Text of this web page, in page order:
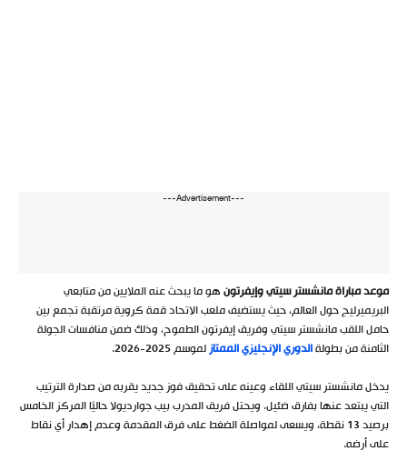
---Advertisement---
موعد مباراة مانشستر سيتي وإيفرتونهو ما يبحث عنه الملايين من متابعي
البريميرليج حول العالم، حيث يستضيف ملعب الاتحاد قمة كروية مرتقبة تجمع بين
حامل اللقب مانشستر سيتي وفريق إيفرتون الطموح، وذلك ضمن منافسات الجولة
الثامنة من بطولةالدوري الإنجليزي الممتازلموسم 2025-2026.
يدخل مانشستر سيتي اللقاء وعينه على تحقيق فوز جديد يقربه من صدارة الترتيب
التي يبتعد عنها بفارق ضئيل. ويحتل فريق المدرب بيب جوارديولا حاليًا المركز الخامس
برصيد 13 نقطة، ويسعى لمواصلة الضغط على فرق المقدمة وعدم إهدار أي نقاط
على أرضه.